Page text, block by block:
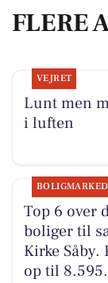
FLERE
VEJRET
Lunt men
i luften
BOLIGMARKED
Top 6 over
boliger til
Kirke Såby.
op til